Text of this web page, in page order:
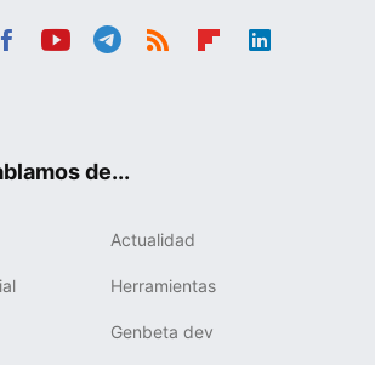
de...
Actualidad
Herramientas
Genbeta dev